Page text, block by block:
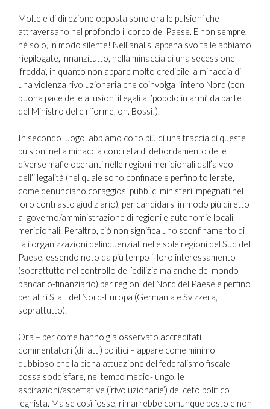
Molte e di direzione opposta sono ora le pulsioni che
attraversano nel profondo il corpo del Paese. E non sempre,
né solo, in modo silente! Nell’analisi appena svolta le abbiamo
riepilogate, innanzitutto, nella minaccia di una secessione
‘fredda’, in quanto non appare molto credibile la minaccia di
una violenza rivoluzionaria che coinvolga l’intero Nord (con
buona pace delle allusioni illegali al ‘popolo in armi’ da parte
del Ministro delle riforme, on. Bossi!).
In secondo luogo, abbiamo colto più di una traccia di queste
pulsioni nella minaccia concreta di debordamento delle
diverse mafie operanti nelle regioni meridionali dall’alveo
dell’illegalità (nel quale sono confinate e perfino tollerate,
come denunciano coraggiosi pubblici ministeri impegnati nel
loro contrasto giudiziario), per candidarsi in modo più diretto
al governo/amministrazione di regioni e autonomie locali
meridionali. Peraltro, ciò non significa uno sconfinamento di
tali organizzazioni delinquenziali nelle sole regioni del Sud del
Paese, essendo noto da più tempo il loro interessamento
(soprattutto nel controllo dell’edilizia ma anche del mondo
bancario-finanziario) per regioni del Nord del Paese e perfino
per altri Stati del Nord-Europa (Germania e Svizzera,
soprattutto).
Ora – per come hanno già osservato accreditati
commentatori (di fatti) politici – appare come minimo
dubbioso che la piena attuazione del federalismo fiscale
possa soddisfare, nel tempo medio-lungo, le
aspirazioni/aspettative (‘rivoluzionarie’) del ceto politico
leghista. Ma se così fosse, rimarrebbe comunque posto e non